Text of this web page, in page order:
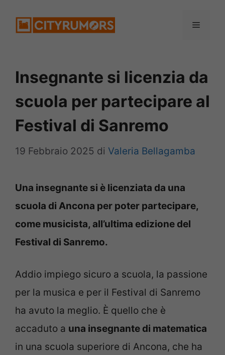
Menu
Insegnante si licenzia da
scuola per partecipare al
Festival di Sanremo
19 Febbraio 2025 di Valeria Bellagamba
Una insegnante si è licenziata da una
scuola di Ancona per poter partecipare,
come musicista, all’ultima edizione del
Festival di Sanremo.
Addio impiego sicuro a scuola, la passione
per la musica e per il Festival di Sanremo
ha avuto la meglio. È quello che è
accaduto a una insegnante di matematica
in una scuola superiore di Ancona, che ha